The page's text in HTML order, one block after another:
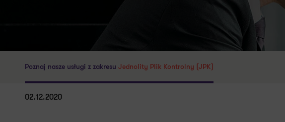
Poznaj nasze usługi z zakresu Jednolity Plik Kontrolny (JPK)
02.12.2020